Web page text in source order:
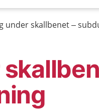
under skallbenet –